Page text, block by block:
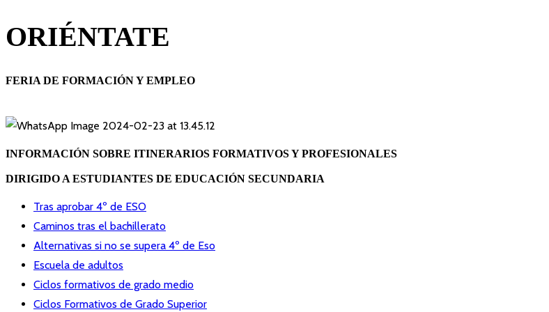
ORIÉNTATE
FERIA DE FORMACIÓN Y EMPLEO
INFORMACIÓN SOBRE ITINERARIOS FORMATIVOS Y PROFESIONALES
DIRIGIDO A ESTUDIANTES DE EDUCACIÓN SECUNDARIA
Tras aprobar 4º de ESO
Caminos tras el bachillerato
Alternativas si no se supera 4º de Eso
Escuela de adultos
Ciclos formativos de grado medio
Ciclos Formativos de Grado Superior